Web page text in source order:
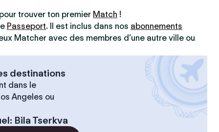
trouver ton premier Match !
Passeport. Il est inclus dans nos abonnements
Matcher avec des membres d’une autre ville ou
destinations
dans le
Angeles ou
: Bila Tserkva